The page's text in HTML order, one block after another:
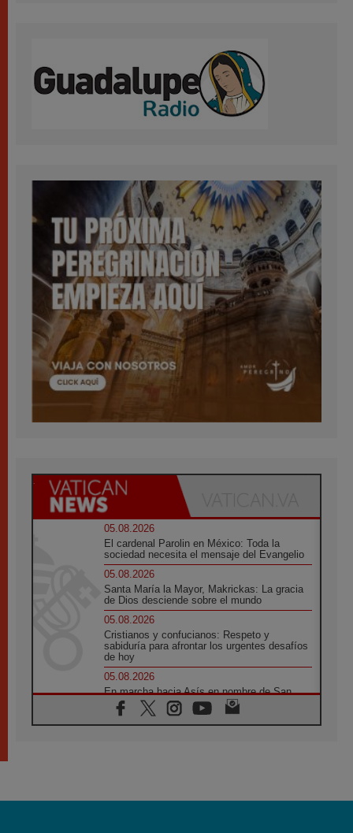
05.08.2026
El cardenal Parolin en México: Toda la
sociedad necesita el mensaje del Evangelio
05.08.2026
Santa María la Mayor, Makrickas: La gracia
de Dios desciende sobre el mundo
05.08.2026
Cristianos y confucianos: Respeto y
sabiduría para afrontar los urgentes desafíos
de hoy
05.08.2026
En marcha hacia Asís en nombre de San
Francisco, a la espera de León
05.08.2026